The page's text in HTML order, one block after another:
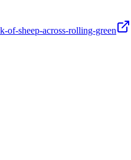
of-sheep-across-rolling-green